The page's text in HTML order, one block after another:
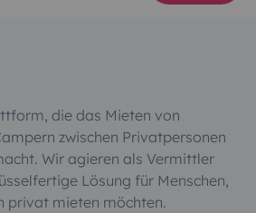
die das Mieten von
zwischen Privatpersonen
Wir agieren als Vermittler
Lösung für Menschen,
privat mieten möchten.